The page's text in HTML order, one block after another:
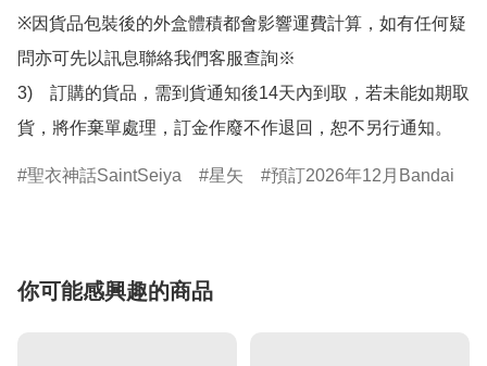
※因貨品包裝後的外盒體積都會影響運費計算，如有任何疑
問亦可先以訊息聯絡我們客服查詢※
3)　訂購的貨品，需到貨通知後14天內到取，若未能如期取
貨，將作棄單處理，訂金作廢不作退回，恕不另行通知。
聖衣神話SaintSeiya 星矢 預訂2026年12月Bandai
你可能感興趣的商品